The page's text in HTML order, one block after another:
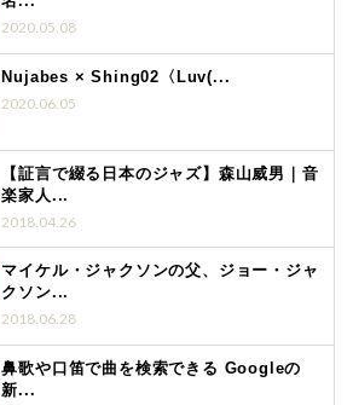
2020.05.08
Nujabes × Shing02〈Luv(...
2020.06.05
【証言で綴る日本のジャズ】森山威男｜音
楽家人...
2018.04.26
マイケル・ジャクソンの父、ジョー・ジャ
クソン...
2018.06.28
鼻歌や口笛で曲を検索できる Googleの
新...